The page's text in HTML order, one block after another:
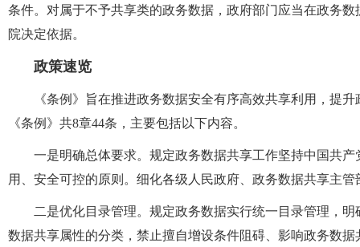
条件。对属于不予共享类的政务数据，政府部门应当在政务
院决定依据。
政策速览
《条例》旨在推进政务数据安全有序高效共享利用，提
《条例》共8章44条，主要包括以下内容。
一是明确总体要求。规定政务数据共享工作坚持中国共
用、安全可控的原则。细化各级人民政府、政务数据共享主
二是优化目录管理。规定政务数据实行统一目录管理，
数据共享属性的分类，禁止擅自增设条件阻碍、影响政务数据